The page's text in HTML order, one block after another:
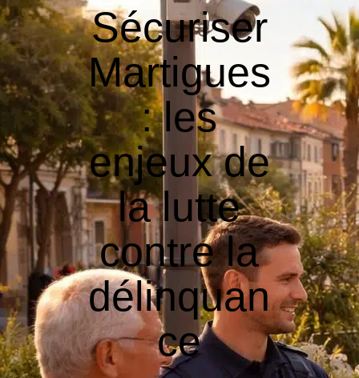
Sécuriser
Martigues
: les
enjeux de
la lutte
contre la
délinquan
ce